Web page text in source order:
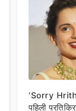
‘Sorry
पहिली